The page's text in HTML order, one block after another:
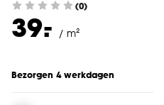
(0)
39.
- / m²
Bezorgen 4 werkdagen